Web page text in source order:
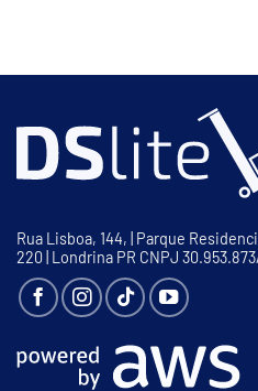
Rua Lisboa, 144, | Parque
220 | Londrina PR CNPJ